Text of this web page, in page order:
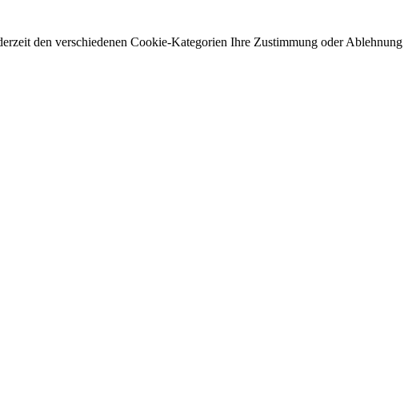
den verschiedenen Cookie-Kategorien Ihre Zustimmung oder Ablehnung